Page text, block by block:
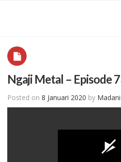
Ngaji Metal – Episode
Posted on 8 Januari 2020 by